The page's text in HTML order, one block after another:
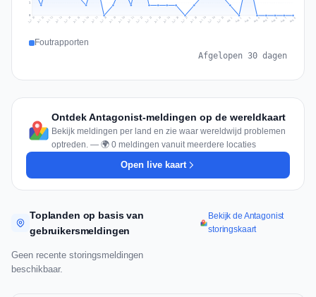
1
Jul 10 Jul 11 Jul 12 Jul 13 Jul 14 Jul 15 Jul 16 Jul 17 Jul 18 Jul 19 Jul 20 Jul 21 Jul 22 Jul 23 Jul 24 Jul 25 Jul 26 Jul 27 Jul 28 Jul 29 Jul 30 Jul 31 Aug 1 Aug 2 Aug 3 Aug 4 Aug 5 Aug 6 Aug 7 Aug 8
Foutrapporten
Afgelopen 30 dagen
Ontdek Antagonist-meldingen op de wereldkaart
Bekijk meldingen per land en zie waar wereldwijd problemen
optreden. — 🌍 0 meldingen vanuit meerdere locaties
Open live kaart
Toplanden op basis van
gebruikersmeldingen
Bekijk de Antagonist
storingskaart
Geen recente storingsmeldingen
beschikbaar.